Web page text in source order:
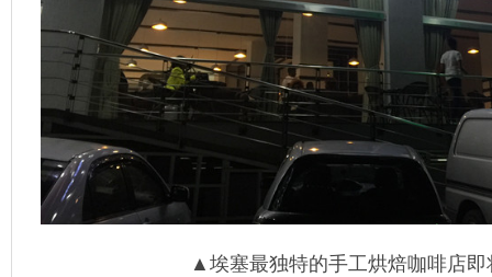
▲埃塞最独特的手工烘焙咖啡店即